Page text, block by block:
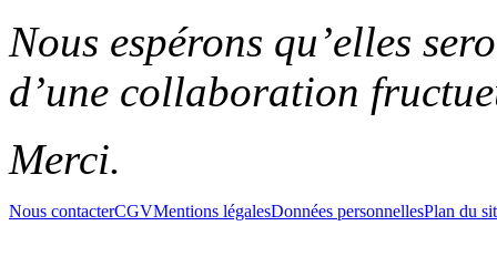
Nous espérons qu’elles
d’une collaboration
Merci.
Nous contacterCGVMentions légalesDonnées personnellesPlan du